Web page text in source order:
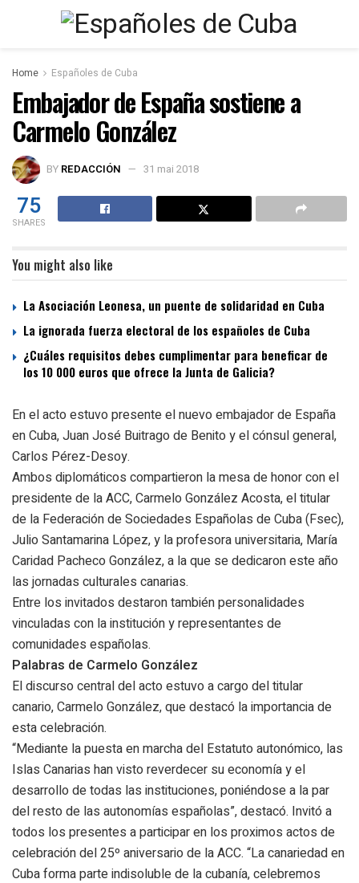
Home Españoles de Cuba
Embajador de España sostiene a
Carmelo González
BY REDACCIÓN 31 mai 2018
75
SHARES
You might also like
La Asociación Leonesa, un puente de solidaridad en Cuba
La ignorada fuerza electoral de los españoles de Cuba
¿Cuáles requisitos debes cumplimentar para beneficar de
los 10 000 euros que ofrece la Junta de Galicia?
En el acto estuvo presente el nuevo embajador de España
en Cuba, Juan José Buitrago de Benito y el cónsul general,
Carlos Pérez-Desoy.
Ambos diplomáticos compartieron la mesa de honor con el
presidente de la ACC, Carmelo González Acosta, el titular
de la Federación de Sociedades Españolas de Cuba (Fsec),
Julio Santamarina López, y la profesora universitaria, María
Caridad Pacheco González, a la que se dedicaron este año
las jornadas culturales canarias.
Entre los invitados destaron también personalidades
vinculadas con la institución y representantes de
comunidades españolas.
Palabras de Carmelo González
El discurso central del acto estuvo a cargo del titular
canario, Carmelo González, que destacó la importancia de
esta celebración.
“Mediante la puesta en marcha del Estatuto autonómico, las
Islas Canarias han visto reverdecer su economía y el
desarrollo de todas las instituciones, poniéndose a la par
del resto de las autonomías españolas”, destacó. Invitó a
todos los presentes a participar en los proximos actos de
celebración del 25º aniversario de la ACC. “La canariedad en
Cuba forma parte indisoluble de la cubanía, celebremos